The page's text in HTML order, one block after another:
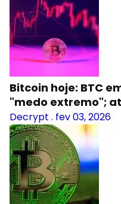
Bitcoin hoje: BTC
"medo extremo";
Decrypt . fev 03, 2026